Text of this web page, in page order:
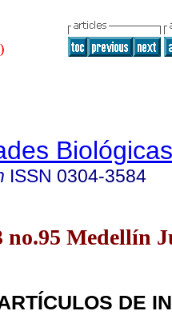
Biológicas
ISSN 0304-3584
Medellín
DE